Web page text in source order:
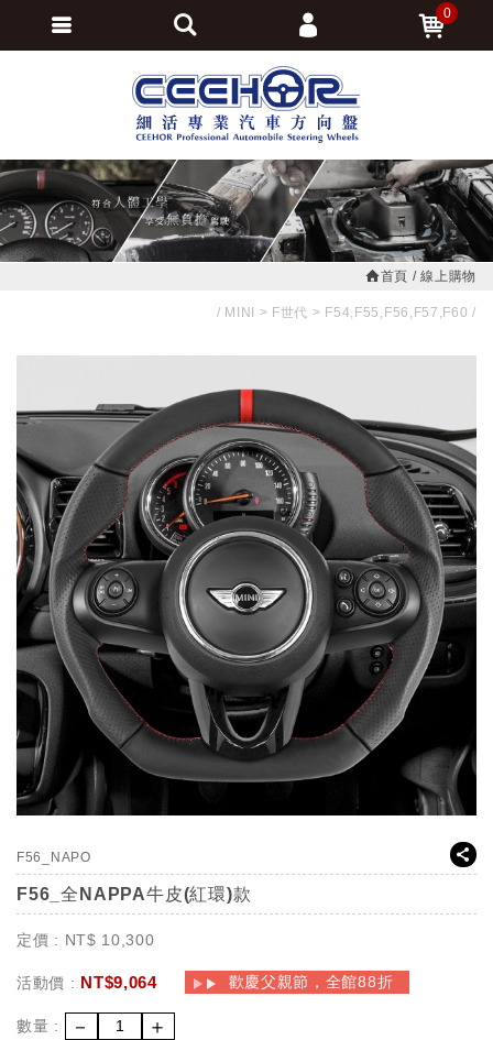
首頁 線上購物
MINI F世代 F54,F55,F56,F57,F60
F56_NAPO
F56_全NAPPA牛皮(紅環)款
定價 : NT$ 10,300
活動價 : NT$9,064 歡慶父親節，全館88折
數量 : － ＋
0
會員登入
會員註冊
訂單查詢
追蹤清單
繁體中文